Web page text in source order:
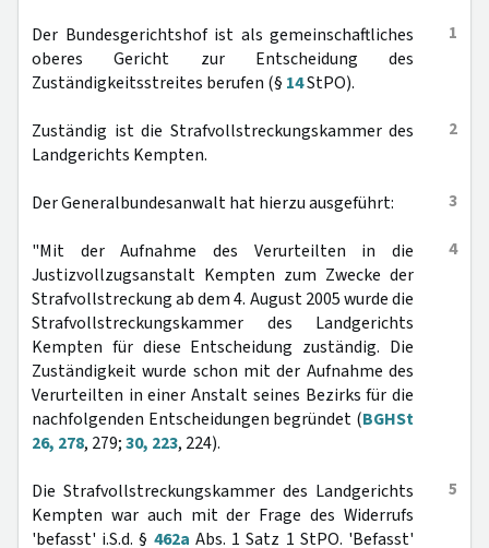
1
Der Bundesgerichtshof ist als gemeinschaftliches
oberes Gericht zur Entscheidung des
Zuständigkeitsstreites berufen (§ 14StPO).
2
Zuständig ist die Strafvollstreckungskammer des
Landgerichts Kempten.
3
Der Generalbundesanwalt hat hierzu ausgeführt:
4
"Mit der Aufnahme des Verurteilten in die
Justizvollzugsanstalt Kempten zum Zwecke der
Strafvollstreckung ab dem 4. August 2005 wurde die
Strafvollstreckungskammer des Landgerichts
Kempten für diese Entscheidung zuständig. Die
Zuständigkeit wurde schon mit der Aufnahme des
Verurteilten in einer Anstalt seines Bezirks für die
nachfolgenden Entscheidungen begründet (BGHSt
26, 278, 279;30, 223, 224).
5
Die Strafvollstreckungskammer des Landgerichts
Kempten war auch mit der Frage des Widerrufs
'befasst' i.S.d. § 462a Abs. 1 Satz 1 StPO. 'Befasst'